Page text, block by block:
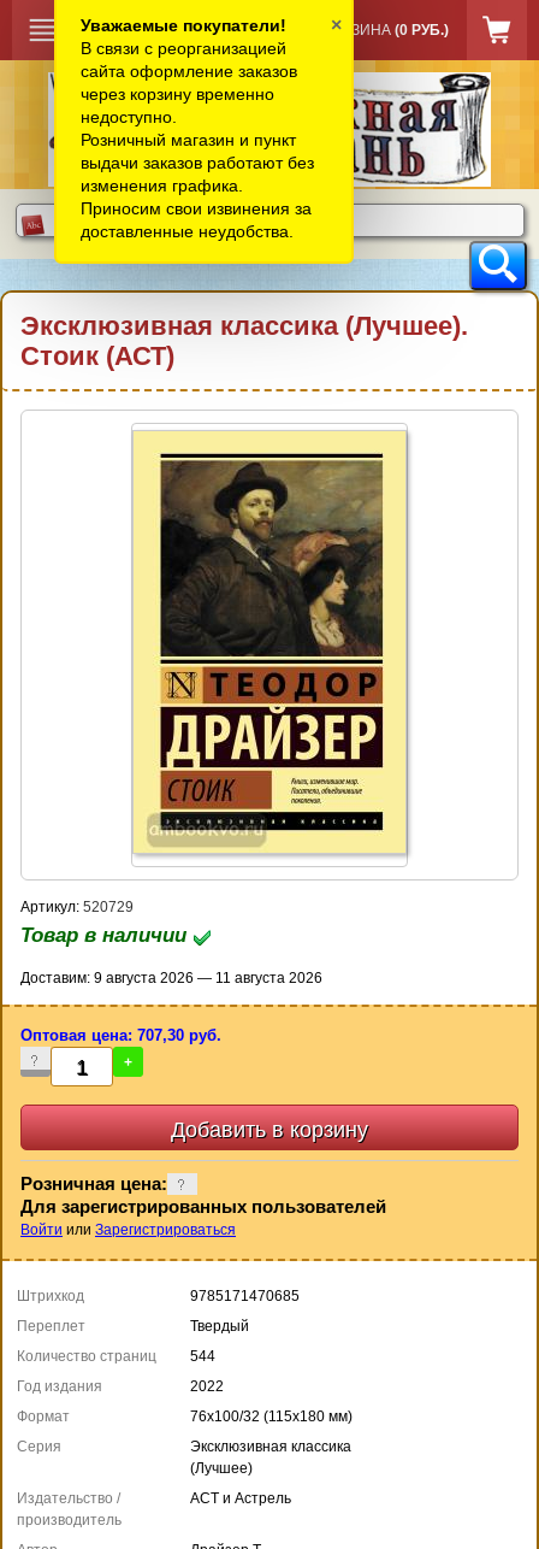
КОРЗИНА (0 РУБ.)
Эксклюзивная классика (Лучшее).
Стоик (АСТ)
Артикул: 520729
Товар в наличии
Доставим: 9 августа 2026 — 11 августа 2026
Оптовая цена: 707,30 руб.
- +
Розничная цена:
Для зарегистрированных пользователей
Войти или Зарегистрироваться
Штрихкод
9785171470685
Переплет
Твердый
Количество страниц
544
Год издания
2022
Формат
76x100/32 (115х180 мм)
Серия
Эксклюзивная классика
(Лучшее)
Издательство /
производитель
АСТ и Астрель
Уважаемые покупатели!
В связи с реорганизацией
сайта оформление заказов
через корзину временно
недоступно.
Розничный магазин и пункт
выдачи заказов работают без
изменения графика.
Приносим свои извинения за
доставленные неудобства.
×